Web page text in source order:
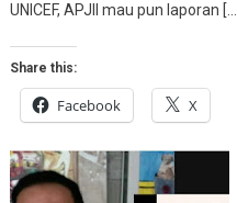
UNICEF, APJII mau pun laporan […]
Share this:
Facebook X